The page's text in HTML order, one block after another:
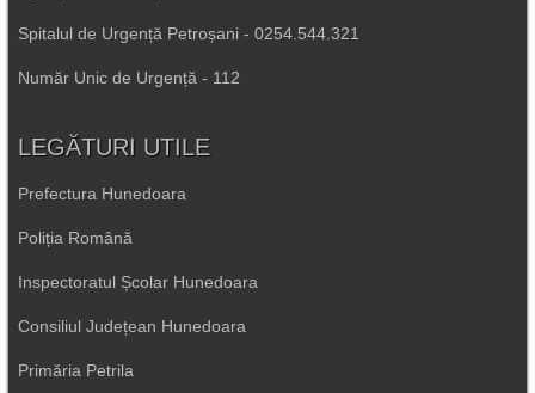
Spitalul de Urgență Petroșani - 0254.544.321
Număr Unic de Urgență - 112
LEGĂTURI UTILE
Prefectura Hunedoara
Poliția Română
Inspectoratul Școlar Hunedoara
Consiliul Județean Hunedoara
Primăria Petrila